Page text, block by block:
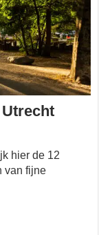
hier de 12
van fijne